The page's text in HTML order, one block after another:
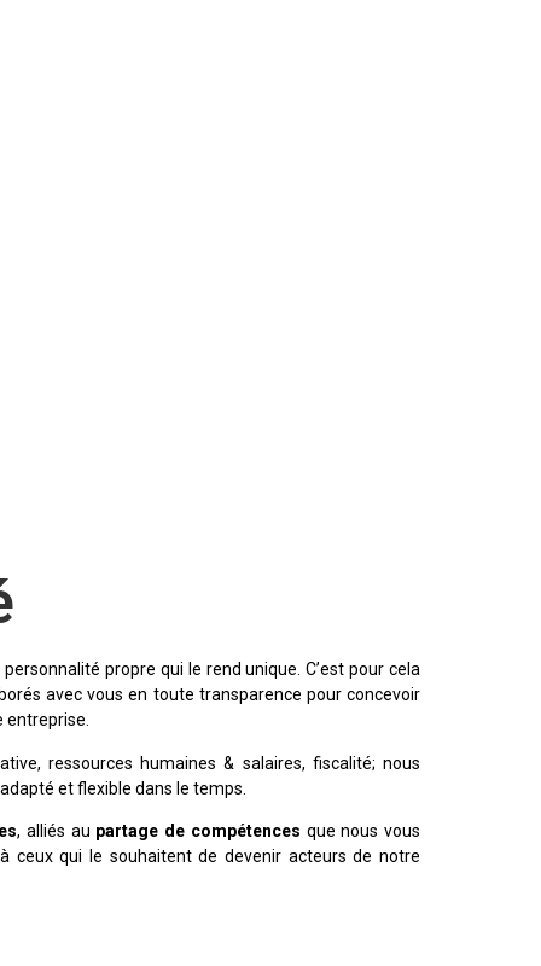
propre qui le rend unique. C’est pour cela
avec vous en toute transparence pour concevoir
entreprise.
ressources humaines & salaires, fiscalité; nous
et flexible dans le temps.
, alliés au partage de compétences que nous vous
ceux qui le souhaitent de devenir acteurs de notre